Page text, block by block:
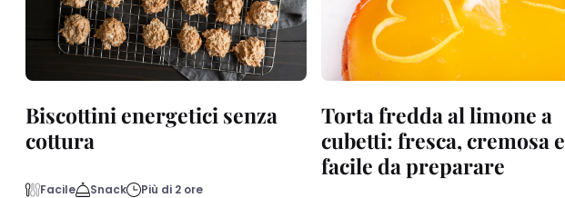
Biscottini energetici senza
cottura
Facile Snack Più di 2 ore
Torta fredda al limone a
cubetti: fresca, cremosa e
facile da preparare